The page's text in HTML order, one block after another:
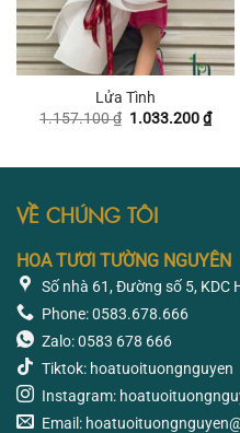
Lửa Tình
1.157.100₫ Giá
1.033.200₫Giá
hiện
VỀ CHÚNG TÔI
HOA TƯƠI TƯỜNG NGUYÊN
Số nhà 61, Đường số 5, KDC
Phone: 0583.678.666
Zalo: 0583 678 666
Tiktok: hoatuoituongnguyen
Instagram:
Email: